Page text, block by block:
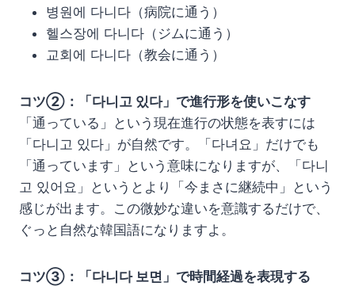
병원에 다니다（病院に通う）
헬스장에 다니다（ジムに通う）
교회에 다니다（教会に通う）
コツ②：「다니고 있다」で進行形を使いこなす
「通っている」という現在進行の状態を表すには
「다니고 있다」が自然です。「다녀요」だけでも
「通っています」という意味になりますが、「다니
고 있어요」というとより「今まさに継続中」という
感じが出ます。この微妙な違いを意識するだけで、
ぐっと自然な韓国語になりますよ。
コツ③：「다니다 보면」で時間経過を表現する